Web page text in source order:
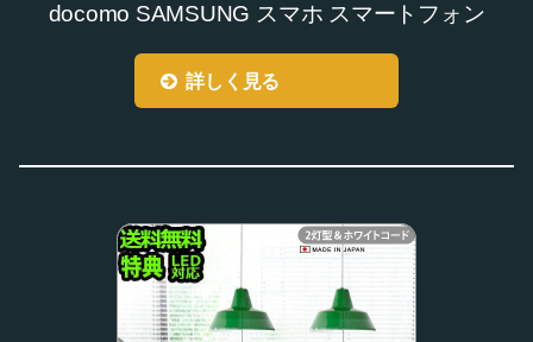
docomo SAMSUNG スマホ スマートフォン
詳しく見る